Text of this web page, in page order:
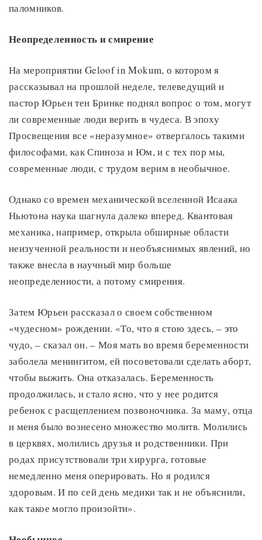
паломников.
Неопределенность и смирение
На мероприятии Geloof in Mokum, о котором я
рассказывал на прошлой неделе, телеведущий и
пастор Юрьен тен Бринке поднял вопрос о том, могут
ли современные люди верить в чудеса. В эпоху
Просвещения все «неразумное» отвергалось такими
философами, как Спиноза и Юм, и с тех пор мы,
современные люди, с трудом верим в необычное.
Однако со времен механической вселенной Исаака
Ньютона наука шагнула далеко вперед. Квантовая
механика, например, открыла обширные области
неизученной реальности и необъяснимых явлений, но
также внесла в научный мир больше
неопределенности, а потому смирения.
Затем Юрьен рассказал о своем собственном
«чудесном» рождении. «То, что я стою здесь, – это
чудо, – сказал он. – Моя мать во время беременности
заболела менингитом, ей посоветовали сделать аборт,
чтобы выжить. Она отказалась. Беременность
продолжилась, и стало ясно, что у нее родится
ребенок с расщеплением позвоночника. За маму, отца
и меня было вознесено множество молитв. Молились
в церквях, молились друзья и родственники. При
родах присутствовали три хирурга, готовые
немедленно меня оперировать. Но я родился
здоровым. И по сей день медики так и не объяснили,
как такое могло произойти».